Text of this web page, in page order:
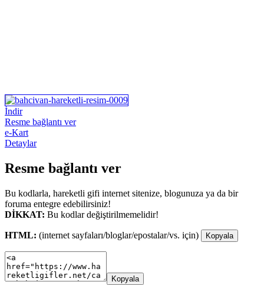
İndir
Resme bağlantı ver
e-Kart
Detaylar
Resme bağlantı ver
Bu kodlarla, hareketli gifi internet sitenize, blogunuza ya da bir
foruma entegre edebilirsiniz!
DİKKAT: Bu kodlar değiştirilmemelidir!
HTML: (internet sayfaları/bloglar/epostalar/vs. için) Kopyala
Kopyala